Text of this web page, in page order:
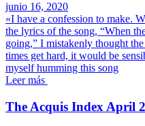
junio 16, 2020
«I have a confession to make.
the lyrics of the song, “When
going,” I mistakenly thought
times get hard, it would be
myself humming this song
Leer más
The Acquis Index April